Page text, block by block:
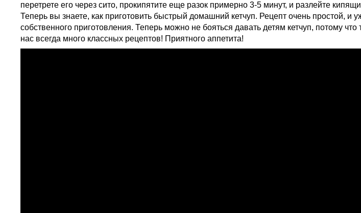
перетрете его через сито, прокипятите еще разок примерно 3-5 минут, и разлейте
Теперь вы знаете, как приготовить быстрый домашний кетчуп. Рецепт очень простой,
собственного приготовления. Теперь можно не бояться давать детям кетчуп, потому
нас всегда много классных рецептов! Приятного аппетита!